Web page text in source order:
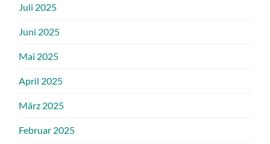
Juli 2025
Juni 2025
Mai 2025
April 2025
März 2025
Februar 2025